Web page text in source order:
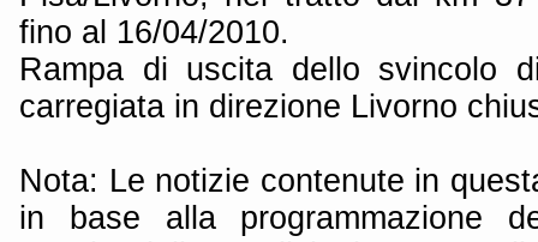
fino al 16/04/2010.
Rampa di uscita dello svincolo
carregiata in direzione Livorno
Nota: Le notizie contenute in
in base alla programmazione